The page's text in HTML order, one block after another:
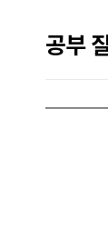
뉴
공부